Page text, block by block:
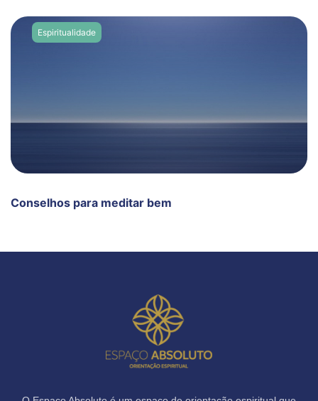
Espiritualidade
Conselhos para meditar bem